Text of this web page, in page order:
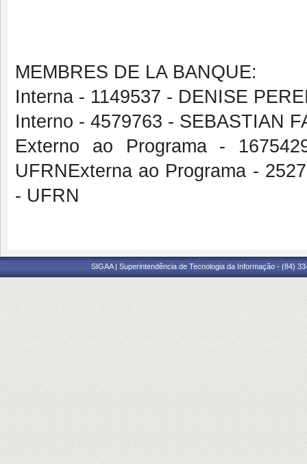
MEMBRES DE LA BANQUE:
Interna - 1149537 - DENISE
Interno - 4579763 - SEBASTIAN
Externo ao Programa -
UFRNExterna ao Programa -
- UFRN
SIGAA | Superintendência de Tecnologia da Informação - (84)